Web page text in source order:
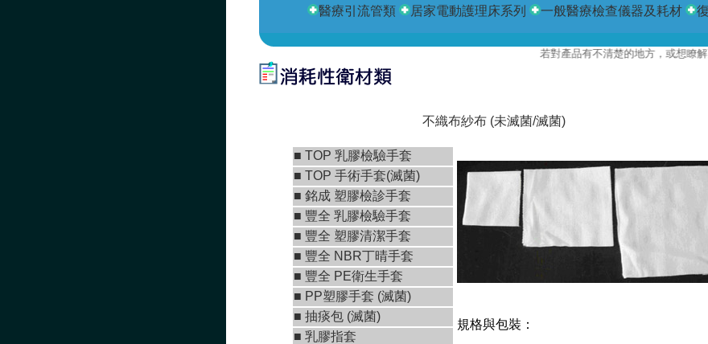
醫療引流管類 居家電動護理床系列 一般醫療檢查儀器及耗材
若對產品有不清楚的地方，或想瞭解更
不織布紗布 (未滅菌/滅菌)
■ TOP 乳膠檢驗手套
■ TOP 手術手套(滅菌)
■ 銘成 塑膠檢診手套
■ 豐全 乳膠檢驗手套
■ 豐全 塑膠清潔手套
■ 豐全 NBR丁晴手套
■ 豐全 PE衛生手套
■ PP塑膠手套 (滅菌)
■ 抽痰包 (滅菌)
■ 乳膠指套
規格與包裝：